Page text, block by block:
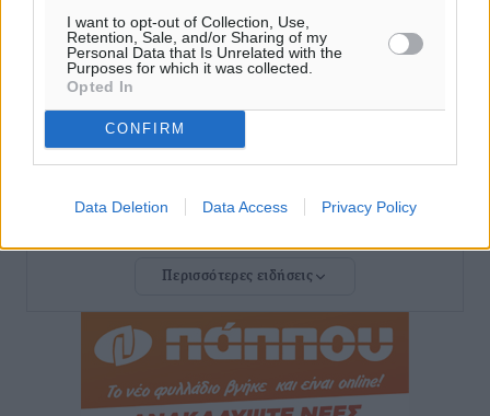
I want to opt-out of Collection, Use,
Retention, Sale, and/or Sharing of my
Personal Data that Is Unrelated with the
Purposes for which it was collected.
Opted In
CONFIRM
Data Deletion Data Access Privacy Policy
To δημογραφικό πρόβλημα στα νησιά κυριάρχησε στη
συνάντηση του Φώτη Μάγγου με τον πρόεδρο της
HOPEgenesis
Τοπικές Ειδήσεις• πριν 3 ώρες
ΠΑΟΚ Ρόδου: Επιστροφή Τοντόροβ και άνοιγμα προς
Αθλητικά• πριν 3 ώρες
Rhodes Beyond Summer – Εκεί που το καλοκαίρι
Τοπικές Ειδήσεις• πριν 3 ώρες
Κικίλιας: Μειώθηκαν κατά 34% οι μεταναστευτικές
Περισσότερες ειδήσεις